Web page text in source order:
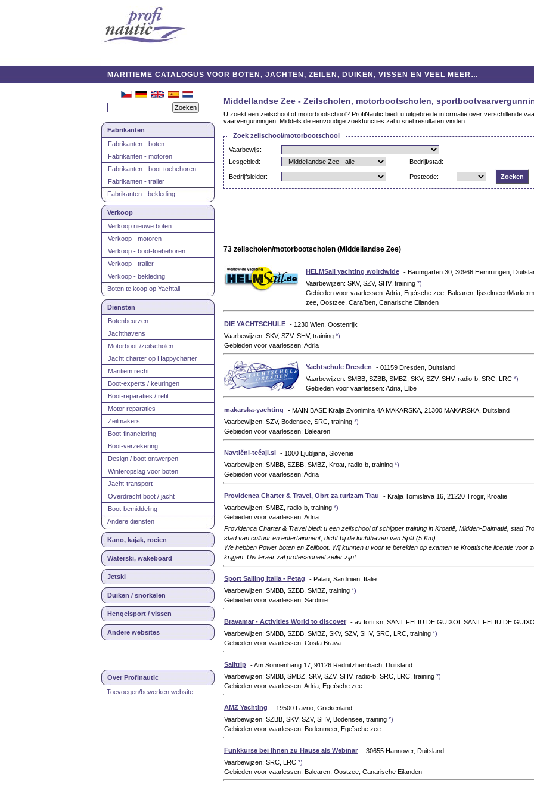
MARITIEME CATALOGUS VOOR BOTEN, JACHTEN, ZEILEN, DUIKEN, VISSEN EN VEEL MEER…
Fabrikanten
Fabrikanten - boten
Fabrikanten - motoren
Fabrikanten - boot-toebehoren
Fabrikanten - trailer
Fabrikanten - bekleding
Verkoop
Verkoop nieuwe boten
Verkoop - motoren
Verkoop - boot-toebehoren
Verkoop - trailer
Verkoop - bekleding
Boten te koop op Yachtall
Diensten
Botenbeurzen
Jachthavens
Motorboot-/zeilscholen
Jacht charter op Happycharter
Maritiem recht
Boot-experts / keuringen
Boot-reparaties / refit
Motor reparaties
Zeilmakers
Boot-financiering
Boot-verzekering
Design / boot ontwerpen
Winteropslag voor boten
Jacht-transport
Overdracht boot / jacht
Boot-bemiddeling
Andere diensten
Kano, kajak, roeien
Waterski, wakeboard
Jetski
Duiken / snorkelen
Hengelsport / vissen
Andere websites
Over Profinautic
Toevoegen/bewerken website
Middellandse Zee - Zeilscholen, motorbootscholen,
U zoekt een zeilschool of motorbootschool? ProfiNautic biedt u uitgebreide informatie over verschillende
vaarvergunningen. Middels de eenvoudige zoekfuncties zal u snel resultaten vinden.
Zoek zeilschool/motorbootschool
Vaarbewijs:
Lesgebied:
Bedrijf/stad:
Bedrijfsleider: Postcode:
73 zeilscholen/motorbootscholen (Middellandse Zee)
HELMSail yachting wolrdwide - Baumgarten 30, 30966 Hemmingen,
Vaarbewijzen: SKV, SZV, SHV, training *)
Gebieden voor vaarlessen: Adria, Egeïsche zee, Balearen, Ijsselmeer/
zee, Oostzee, Caraïben, Canarische Eilanden
DIE YACHTSCHULE - 1230 Wien, Oostenrijk
Vaarbewijzen: SKV, SZV, SHV, training *)
Gebieden voor vaarlessen: Adria
Yachtschule Dresden
- 01159 Dresden, Duitsland
Vaarbewijzen: SMBB, SZBB, SMBZ, SKV, SZV, SHV, radio-b, SRC, LRC *)
Gebieden voor vaarlessen: Adria, Elbe
makarska-yachting
- MAIN BASE Kralja Zvonimira 4A MAKARSKA, 21300 MAKARSKA, Duitsland
Vaarbewijzen: SZV, Bodensee, SRC, training *)
Gebieden voor vaarlessen: Balearen
Navtični-tečaji.si - 1000 Ljubljana, Slovenië
Vaarbewijzen: SMBB, SZBB, SMBZ, Kroat, radio-b, training *)
Gebieden voor vaarlessen: Adria
Providenca Charter & Travel, Obrt za turizam Trau
- Kralja Tomislava 16, 21220 Trogir, Kroatië
Vaarbewijzen: SMBZ, radio-b, training *)
Gebieden voor vaarlessen: Adria
Providenca Charter & Travel biedt u een zeilschool of schipper training in Kroatië, Midden-Dalmatië, stad
stad van cultuur en entertainment, dicht bij de luchthaven van Split (5 Km).
We hebben Power boten en Zeilboot. Wij kunnen u voor te bereiden op examen te Kroatische licentie voor
krijgen. Uw leraar zal professioneel zeiler zijn!
Sport Sailing Italia - Petag
- Palau, Sardinien, Italië
Vaarbewijzen: SMBB, SZBB, SMBZ, training *)
Gebieden voor vaarlessen: Sardinië
Bravamar - Activities World to discover - av forti sn, SANT FELIU DE GUIXOL SANT FELIU DE
Vaarbewijzen: SMBB, SZBB, SMBZ, SKV, SZV, SHV, SRC, LRC, training *)
Gebieden voor vaarlessen: Costa Brava
Sailtrip - Am Sonnenhang 17, 91126 Rednitzhembach, Duitsland
Vaarbewijzen: SMBB, SMBZ, SKV, SZV, SHV, radio-b, SRC, LRC, training *)
Gebieden voor vaarlessen: Adria, Egeïsche zee
AMZ Yachting
- 19500 Lavrio, Griekenland
Vaarbewijzen: SZBB, SKV, SZV, SHV, Bodensee, training *)
Gebieden voor vaarlessen: Bodenmeer, Egeïsche zee
Funkkurse bei Ihnen zu Hause als Webinar - 30655 Hannover, Duitsland
Vaarbewijzen: SRC, LRC *)
Gebieden voor vaarlessen: Balearen, Oostzee, Canarische Eilanden